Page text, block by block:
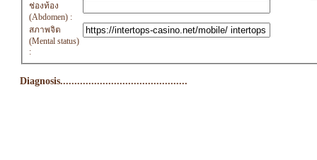
ช่องท้อง
(Abdomen) :
สภาพจิต
(Mental status)
:
Diagnosis.............................................